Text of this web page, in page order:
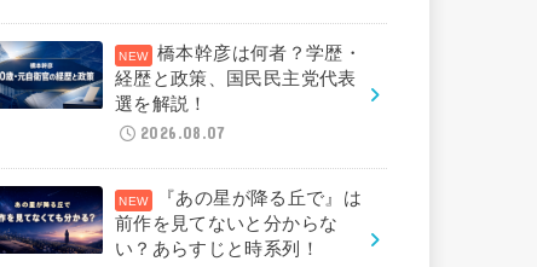
橋本幹彦は何者？学歴・
経歴と政策、国民民主党代表
選を解説！
2026.08.07
『あの星が降る丘で』は
前作を見てないと分からな
い？あらすじと時系列！